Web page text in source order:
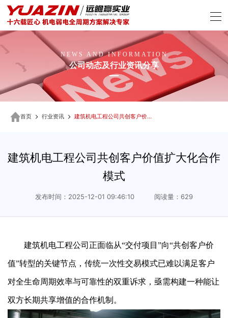
NEWS AND INFORMATION
公司动态及行业资讯分享
首页 行业资讯 建筑机电工程公司共创客户价值扩大化合作模式
建筑机电工程公司共创客户价值扩大化合作
模式
发布时间：2025-12-01 09:46:10 阅读量：629
建筑机电工程公司正面临从“交付项目”向“共创客户价
值”转型的关键节点，传统一次性交易模式已难以满足客户
对全生命周期效率与可靠性的双重诉求，亟需构建一种能让
双方长期共享增值的合作机制。